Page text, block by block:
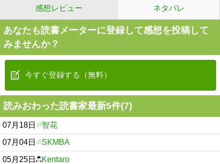
感想レビュー ネタバレ
あなたも読書メーターに登録して感想を投稿して
みませんか？
今すぐ登録する（無料）
読みおわった読書家最新5件(7)
07月18日 智花
07月04日 SKMBA
05月25日 Kentaro